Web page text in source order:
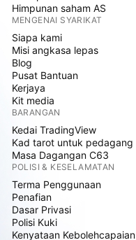
Himpunan saham AS
MENGENAI SYARIKAT
Siapa kami
Misi angkasa lepas
Blog
Pusat Bantuan
Kerjaya
Kit media
BARANGAN
Kedai TradingView
Kad tarot untuk pedagang
Masa Dagangan C63
POLISI & KESELAMATAN
Terma Penggunaan
Penafian
Dasar Privasi
Polisi Kuki
Kenyataan Kebolehcapaian